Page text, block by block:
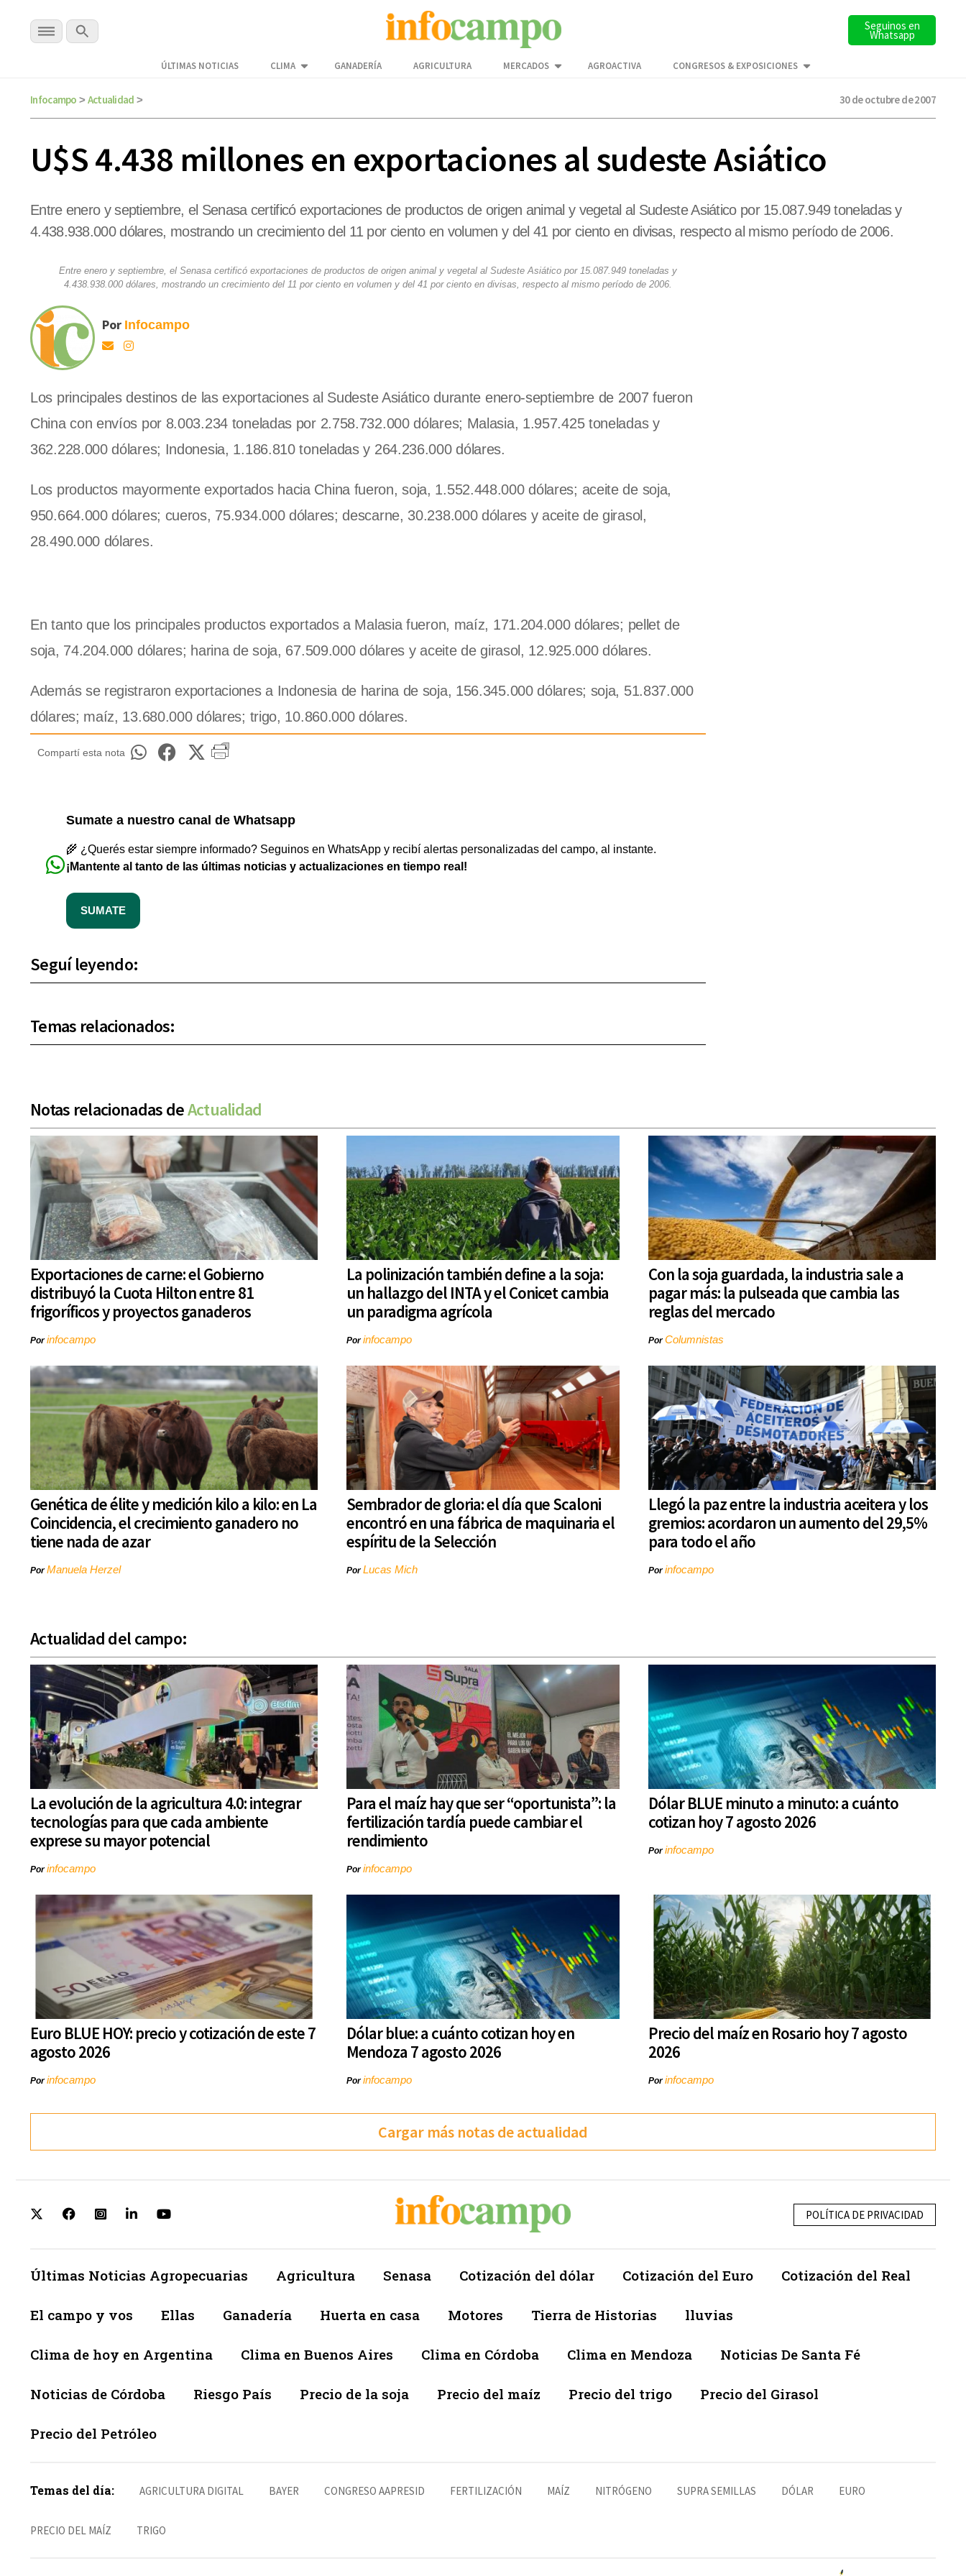
Seguinos en
Whatsapp
ÚLTIMAS NOTICIAS CLIMA GANADERÍA AGRICULTURA MERCADOS AGROACTIVA CONGRESOS & EXPOSICIONES
Infocampo > Actualidad > 30 de octubre de 2007
U$S 4.438 millones en exportaciones al sudeste Asiático
Entre enero y septiembre, el Senasa certificó exportaciones de productos de origen animal y vegetal al Sudeste Asiático por 15.087.949 toneladas y
4.438.938.000 dólares, mostrando un crecimiento del 11 por ciento en volumen y del 41 por ciento en divisas, respecto al mismo período de 2006.
Entre enero y septiembre, el Senasa certificó exportaciones de productos de origen animal y vegetal al Sudeste Asiático por 15.087.949 toneladas y
4.438.938.000 dólares, mostrando un crecimiento del 11 por ciento en volumen y del 41 por ciento en divisas, respecto al mismo período de 2006.
Por Infocampo
Los principales destinos de las exportaciones al Sudeste Asiático durante enero-septiembre de 2007 fueron
China con envíos por 8.003.234 toneladas por 2.758.732.000 dólares; Malasia, 1.957.425 toneladas y
362.228.000 dólares; Indonesia, 1.186.810 toneladas y 264.236.000 dólares.
Los productos mayormente exportados hacia China fueron, soja, 1.552.448.000 dólares; aceite de soja,
950.664.000 dólares; cueros, 75.934.000 dólares; descarne, 30.238.000 dólares y aceite de girasol,
28.490.000 dólares.
En tanto que los principales productos exportados a Malasia fueron, maíz, 171.204.000 dólares; pellet de
soja, 74.204.000 dólares; harina de soja, 67.509.000 dólares y aceite de girasol, 12.925.000 dólares.
Además se registraron exportaciones a Indonesia de harina de soja, 156.345.000 dólares; soja, 51.837.000
dólares; maíz, 13.680.000 dólares; trigo, 10.860.000 dólares.
Compartí esta nota
Sumate a nuestro canal de Whatsapp
🌾 ¿Querés estar siempre informado? Seguinos en WhatsApp y recibí alertas personalizadas del campo, al instante.
¡Mantente al tanto de las últimas noticias y actualizaciones en tiempo real!
SUMATE
Seguí leyendo:
Temas relacionados:
Notas relacionadas deActualidad
Exportaciones de carne: el Gobierno
distribuyó la Cuota Hilton entre 81
frigoríficos y proyectos ganaderos
Porinfocampo
La polinización también define a la soja:
un hallazgo del INTA y el Conicet cambia
un paradigma agrícola
Porinfocampo
Con la soja guardada, la industria sale a
pagar más: la pulseada que cambia las
reglas del mercado
PorColumnistas
Genética de élite y medición kilo a kilo: en La
Coincidencia, el crecimiento ganadero no
tiene nada de azar
PorManuela Herzel
Sembrador de gloria: el día que Scaloni
encontró en una fábrica de maquinaria el
espíritu de la Selección
PorLucas Mich
Llegó la paz entre la industria aceitera y los
gremios: acordaron un aumento del 29,5%
para todo el año
Porinfocampo
Actualidad del campo:
La evolución de la agricultura 4.0: integrar
tecnologías para que cada ambiente
exprese su mayor potencial
Porinfocampo
Para el maíz hay que ser “oportunista”: la
fertilización tardía puede cambiar el
rendimiento
Porinfocampo
Dólar BLUE minuto a minuto: a cuánto
cotizan hoy 7 agosto 2026
Porinfocampo
Euro BLUE HOY: precio y cotización de este 7
agosto 2026
Porinfocampo
Dólar blue: a cuánto cotizan hoy en
Mendoza 7 agosto 2026
Porinfocampo
Precio del maíz en Rosario hoy 7 agosto
2026
Porinfocampo
Cargar más notas de actualidad
POLÍTICA DE PRIVACIDAD
Últimas Noticias Agropecuarias Agricultura Senasa Cotización del dólar Cotización del Euro Cotización del Real
El campo y vos Ellas Ganadería Huerta en casa Motores Tierra de Historias lluvias
Clima de hoy en Argentina Clima en Buenos Aires Clima en Córdoba Clima en Mendoza Noticias De Santa Fé
Noticias de Córdoba Riesgo País Precio de la soja Precio del maíz Precio del trigo Precio del Girasol
Precio del Petróleo
Temas del día: AGRICULTURA DIGITAL BAYER CONGRESO AAPRESID FERTILIZACIÓN MAÍZ NITRÓGENO SUPRA SEMILLAS DÓLAR EURO
PRECIO DEL MAÍZ TRIGO